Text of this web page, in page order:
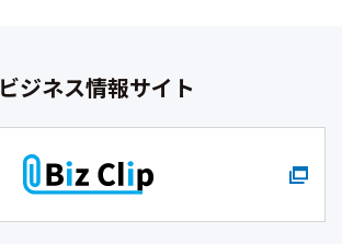
ビジネス情報サイト